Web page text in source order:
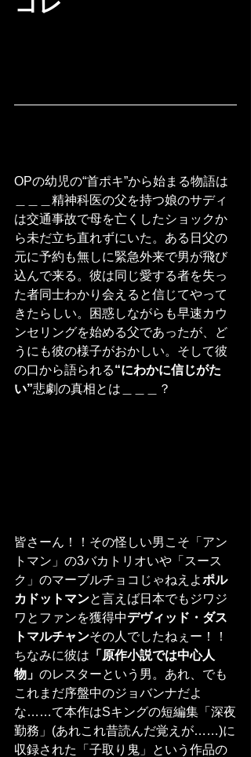
OPの幼児の“首ポキ”から始まる物語は
＿＿＿精神科医の父を持つ娘のサディ
は交通事故で母を亡くしたショックか
ら未だ立ち直れずにいた。ある日父の
元に予約も無しに緊急外来で男が飛び
込んで来る。彼は同じ愛する者を失っ
た者同士わかり会えると信じてやって
きたらしい。困惑しながらも早速カウ
ンセリングを始める父であったが、ど
うにも彼の様子がおかしい。そして彼
の口から語られる“にわかに信じがた
い”悲劇の真相とは＿＿＿？
皆さーん！！その怪しい男こそ「アン
トマン」の3バカトリオいや「スース
ク」のマーブルチョコじゃねえよポル
カドットマンと言えば日本でもジワジ
ワとファンを獲得中デヴィッド・ダス
トマルチャンその人でしたねぇー！！
ちなみに彼は 「原作小説では中心人
物」 のレスターという男。あれ、でも
これまだ序盤中のジョバンナだよ
な……て本作はSキングの短編集「深夜
勤務」(あれこれ昔読んだ覚えが……)に
収録された「子取り鬼」という作品の